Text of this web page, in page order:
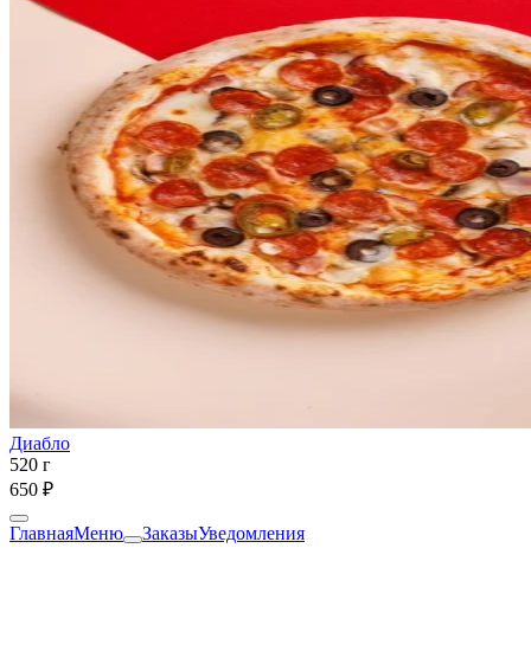
Диабло
520 г
650 ₽
ГлавнаяМеню ЗаказыУведомления